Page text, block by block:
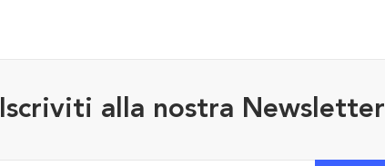
Iscriviti alla nostra Newsletter